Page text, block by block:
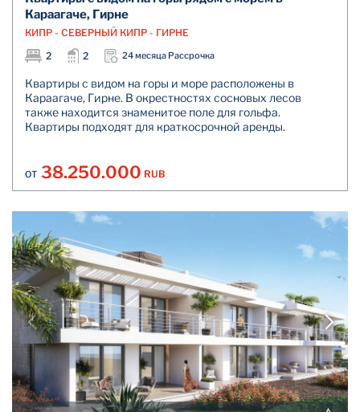
Караагаче, Гирне
КИПР - СЕВЕРНЫЙ КИПР - ГИРНЕ
2
2 24 месяца Рассрочка
Квартиры с видом на горы и море расположены в
Караагаче, Гирне. В окрестностях сосновых лесов
также находится знаменитое поле для гольфа.
Квартиры подходят для краткосрочной аренды.
ОТ 38.250.000 RUB